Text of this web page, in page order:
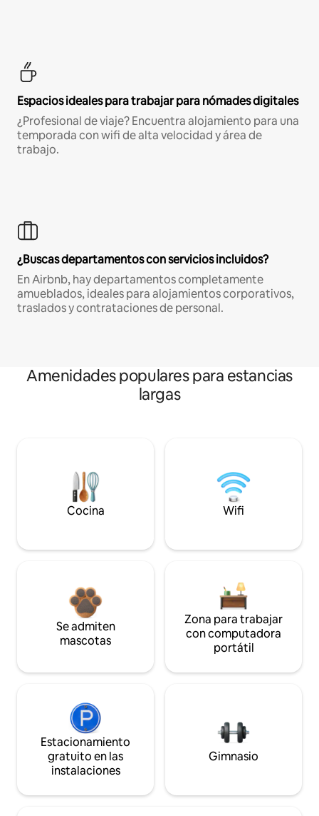
Espacios ideales para trabajar para nómades digitales
¿Profesional de viaje? Encuentra alojamiento para una
temporada con wifi de alta velocidad y área de
trabajo.
¿Buscas departamentos con servicios incluidos?
En Airbnb, hay departamentos completamente
amueblados, ideales para alojamientos corporativos,
traslados y contrataciones de personal.
Amenidades populares para estancias
largas
Cocina Wifi
Se admiten
mascotas
Zona para trabajar
con computadora
portátil
Estacionamiento
gratuito en las
instalaciones
Gimnasio